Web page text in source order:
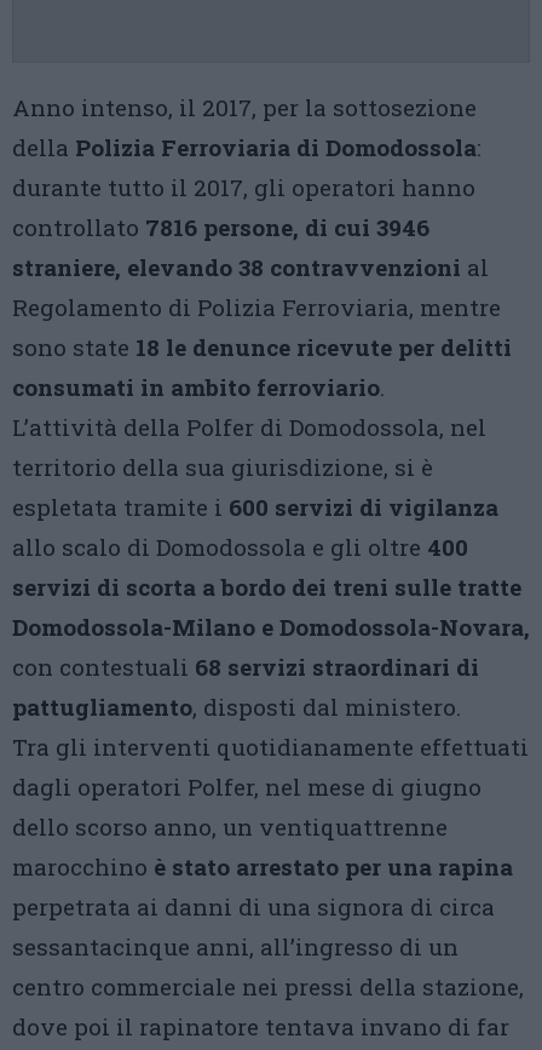
Anno intenso, il 2017, per la sottosezione
della Polizia Ferroviaria di Domodossola:
durante tutto il 2017, gli operatori hanno
controllato 7816 persone, di cui 3946
straniere, elevando 38 contravvenzioni al
Regolamento di Polizia Ferroviaria, mentre
sono state 18 le denunce ricevute per delitti
consumati in ambito ferroviario.
L’attività della Polfer di Domodossola, nel
territorio della sua giurisdizione, si è
espletata tramite i 600 servizi di vigilanza
allo scalo di Domodossola e gli oltre 400
servizi di scorta a bordo dei treni sulle tratte
Domodossola-Milano e Domodossola-Novara,
con contestuali 68 servizi straordinari di
pattugliamento, disposti dal ministero.
Tra gli interventi quotidianamente effettuati
dagli operatori Polfer, nel mese di giugno
dello scorso anno, un ventiquattrenne
marocchino è stato arrestato per una rapina
perpetrata ai danni di una signora di circa
sessantacinque anni, all’ingresso di un
centro commerciale nei pressi della stazione,
dove poi il rapinatore tentava invano di far